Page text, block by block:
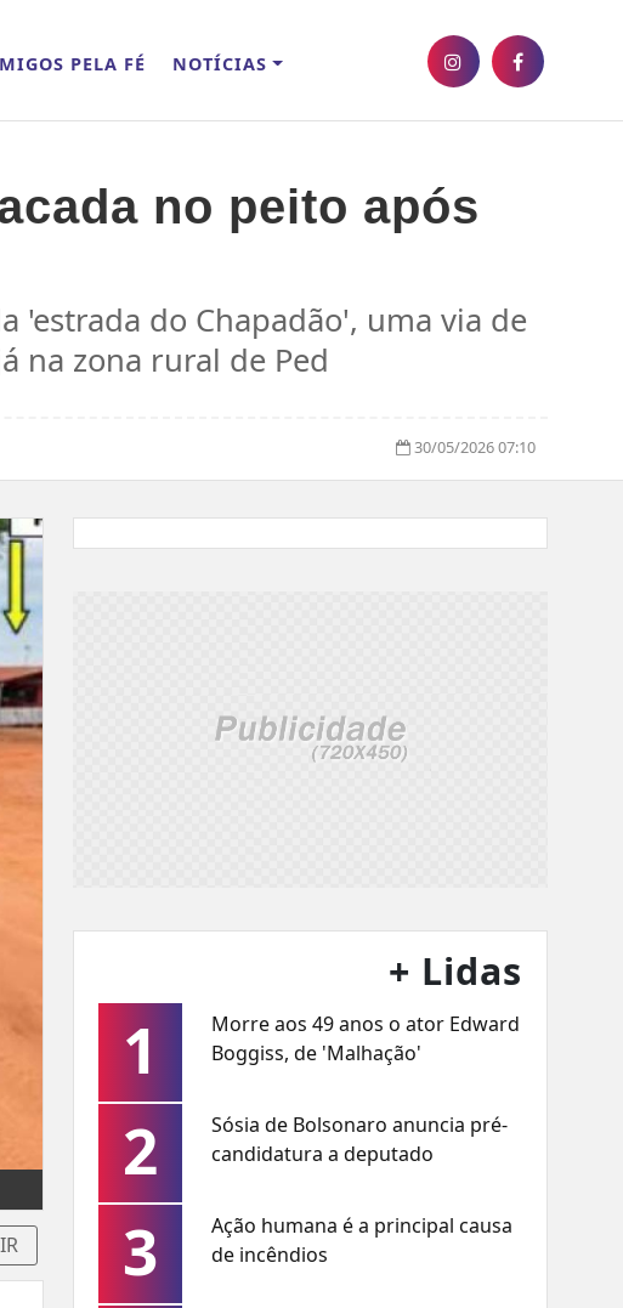
PELA FÉ NOTÍCIAS
no peito após
'estrada do Chapadão', uma via de
na zona rural de Ped
30/05/2026 07:10
+ Lidas
1
Morre aos 49 anos o ator Edward
Boggiss, de 'Malhação'
2
Sósia de Bolsonaro anuncia pré-
candidatura a deputado
3
Ação humana é a principal causa
de incêndios